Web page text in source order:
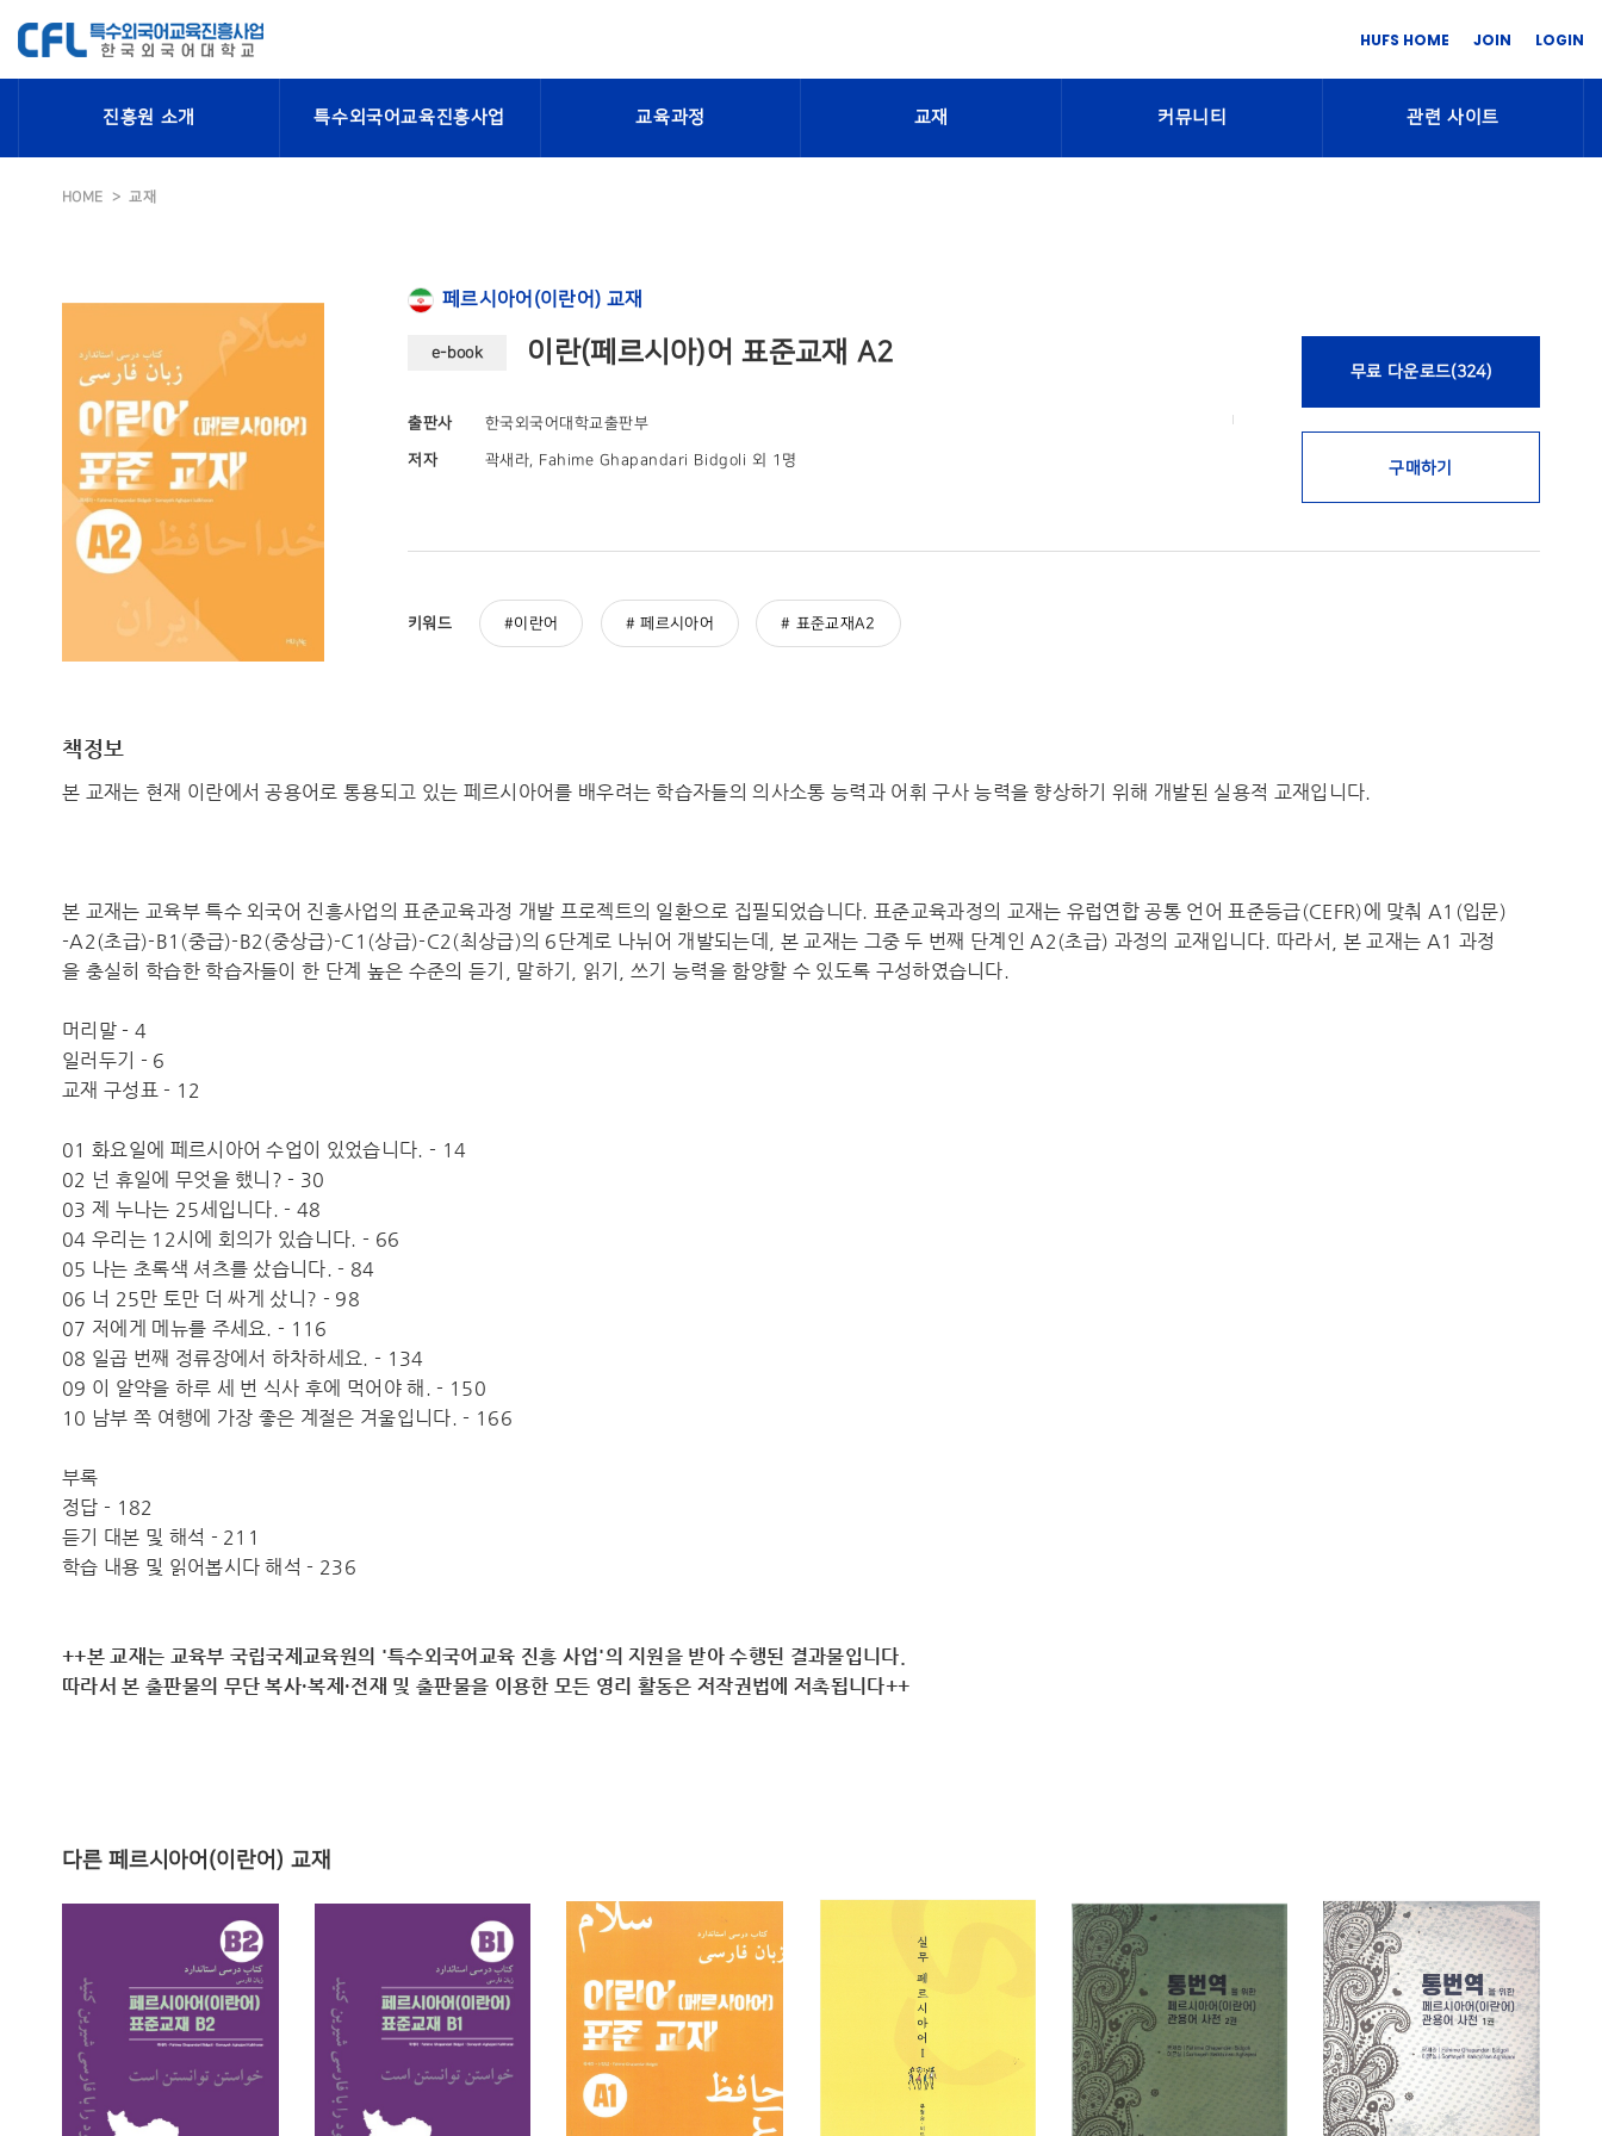
HUFS HOME JOIN LOGIN
진흥원 소개 특수외국어교육진흥사업 교육과정 교재 커뮤니티 관련 사이트
HOME 교재
페르시아어(이란어) 교재
e-book 이란(페르시아)어 표준교재 A2
출판사 한국외국어대학교출판부
저자 곽새라, Fahime Ghapandari Bidgoli 외 1명
무료 다운로드(324)
구매하기
키워드 이란어 페르시아어 표준교재A2
책정보
본 교재는 현재 이란에서 공용어로 통용되고 있는 페르시아어를 배우려는 학습자들의 의사소통 능력과 어휘 구사 능력을 향상하기 위해 개발된 실용적 교재입니다.
본 교재는 교육부 특수 외국어 진흥사업의 표준교육과정 개발 프로젝트의 일환으로 집필되었습니다. 표준교육과정의 교재는 유럽연합 공통 언어 표준등급(CEFR)에 맞춰 A1(입문)
-A2(초급)-B1(중급)-B2(중상급)-C1(상급)-C2(최상급)의 6단계로 나뉘어 개발되는데, 본 교재는 그중 두 번째 단계인 A2(초급) 과정의 교재입니다. 따라서, 본 교재는 A1 과정
을 충실히 학습한 학습자들이 한 단계 높은 수준의 듣기, 말하기, 읽기, 쓰기 능력을 함양할 수 있도록 구성하였습니다.
머리말 - 4
일러두기 - 6
교재 구성표 - 12
01 화요일에 페르시아어 수업이 있었습니다. - 14
02 넌 휴일에 무엇을 했니? - 30
03 제 누나는 25세입니다. - 48
04 우리는 12시에 회의가 있습니다. - 66
05 나는 초록색 셔츠를 샀습니다. - 84
06 너 25만 토만 더 싸게 샀니? - 98
07 저에게 메뉴를 주세요. - 116
08 일곱 번째 정류장에서 하차하세요. - 134
09 이 알약을 하루 세 번 식사 후에 먹어야 해. - 150
10 남부 쪽 여행에 가장 좋은 계절은 겨울입니다. - 166
부록
정답 - 182
듣기 대본 및 해석 - 211
학습 내용 및 읽어봅시다 해석 - 236
++본 교재는 교육부 국립국제교육원의 '특수외국어교육 진흥 사업'의 지원을 받아 수행된 결과물입니다.
따라서 ​본 출판물의 무단 복사·복제·전재 및 출판물을 이용한 모든 영리 활동은 저작권법에 저촉됩니다++
다른 페르시아어(이란어) 교재